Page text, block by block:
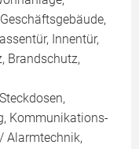
Innentür,
Brandschutz,
Kommunikations-
Alarmtechnik,